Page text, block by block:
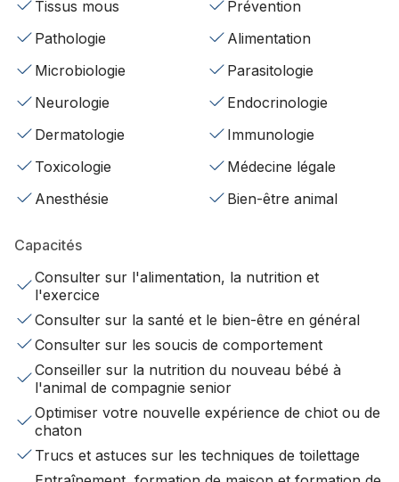
Tissus mous
Prévention
Pathologie
Alimentation
Microbiologie
Parasitologie
Neurologie
Endocrinologie
Dermatologie
Immunologie
Toxicologie
Médecine légale
Anesthésie
Bien-être animal
Capacités
Consulter sur l'alimentation, la nutrition et
l'exercice
Consulter sur la santé et le bien-être en général
Consulter sur les soucis de comportement
Conseiller sur la nutrition du nouveau bébé à
l'animal de compagnie senior
Optimiser votre nouvelle expérience de chiot ou de
chaton
Trucs et astuces sur les techniques de toilettage